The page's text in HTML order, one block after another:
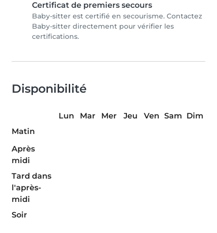
Certificat de premiers secours
Baby-sitter est certifié en secourisme. Contactez
Baby-sitter directement pour vérifier les
certifications.
Disponibilité
Lun Mar Mer Jeu Ven Sam Dim
Matin
Après
midi
Tard dans
l'après-
midi
Soir